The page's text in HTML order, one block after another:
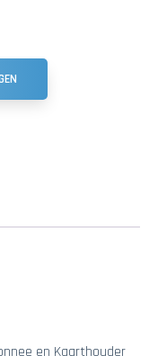
en Kaarthouder